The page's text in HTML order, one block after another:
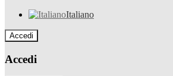
Italiano
Accedi
Accedi